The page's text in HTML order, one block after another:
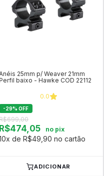
25mm p/ Weaver 21mm
baixo - Hawke COD 22112
0.0
-29% OFF
R$474,05 no pix
de R$49,90 no cartão
ADICIONAR